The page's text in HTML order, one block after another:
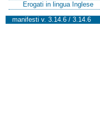
Erogati in lingua Inglese
manifesti v. 3.14.6 / 3.14.6